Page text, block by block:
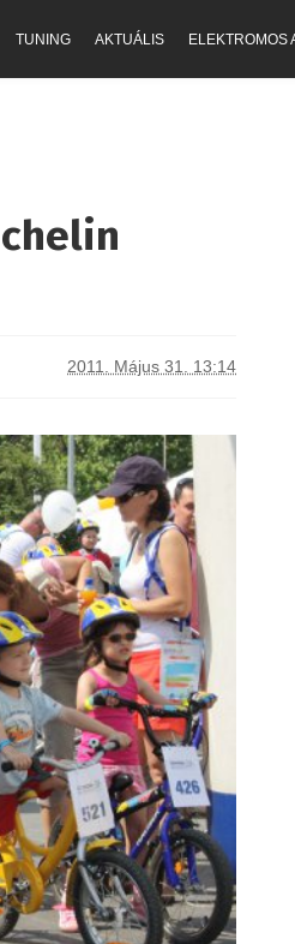
TUNING AKTUÁLIS ELEKTROMOS
2011. Május 31. 13:14